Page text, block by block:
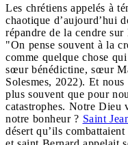
Les chrétiens appelés à
chaotique d’aujourd’hui
répandre de la cendre
"On pense souvent à la
comme quelque chose
sœur bénédictine, sœur
Solesmes, 2022). Et
plus souvent que pour
catastrophes. Notre Dieu
notre bonheur ? Saint
désert qu’ils